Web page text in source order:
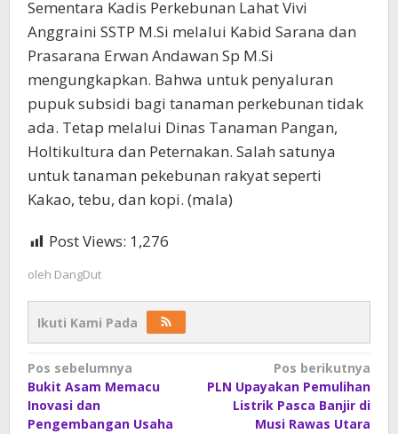
Sementara Kadis Perkebunan Lahat Vivi
Anggraini SSTP M.Si melalui Kabid Sarana dan
Prasarana Erwan Andawan Sp M.Si
mengungkapkan. Bahwa untuk penyaluran
pupuk subsidi bagi tanaman perkebunan tidak
ada. Tetap melalui Dinas Tanaman Pangan,
Holtikultura dan Peternakan. Salah satunya
untuk tanaman pekebunan rakyat seperti
Kakao, tebu, dan kopi. (mala)
Post Views: 1,276
oleh DangDut
Ikuti Kami Pada
Navigasi
pos
Pos sebelumnya
Bukit Asam Memacu
Inovasi dan
Pengembangan Usaha
Pos berikutnya
PLN Upayakan Pemulihan
Listrik Pasca Banjir di
Musi Rawas Utara